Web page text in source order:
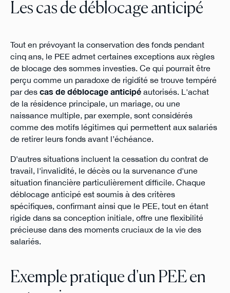
Les cas de déblocage anticipé
Tout en prévoyant la conservation des fonds pendant
cinq ans, le PEE admet certaines exceptions aux règles
de blocage des sommes investies. Ce qui pourrait être
perçu comme un paradoxe de rigidité se trouve tempéré
par des cas de déblocage anticipéautorisés. L'achat
de la résidence principale, un mariage, ou une
naissance multiple, par exemple, sont considérés
comme des motifs légitimes qui permettent aux salariés
de retirer leurs fonds avant l’échéance.
D'autres situations incluent la cessation du contrat de
travail, l'invalidité, le décès ou la survenance d'une
situation financière particulièrement difficile. Chaque
déblocage anticipé est soumis à des critères
spécifiques, confirmant ainsi que le PEE, tout en étant
rigide dans sa conception initiale, offre une flexibilité
précieuse dans des moments cruciaux de la vie des
salariés.
Exemple pratique d'un PEE en